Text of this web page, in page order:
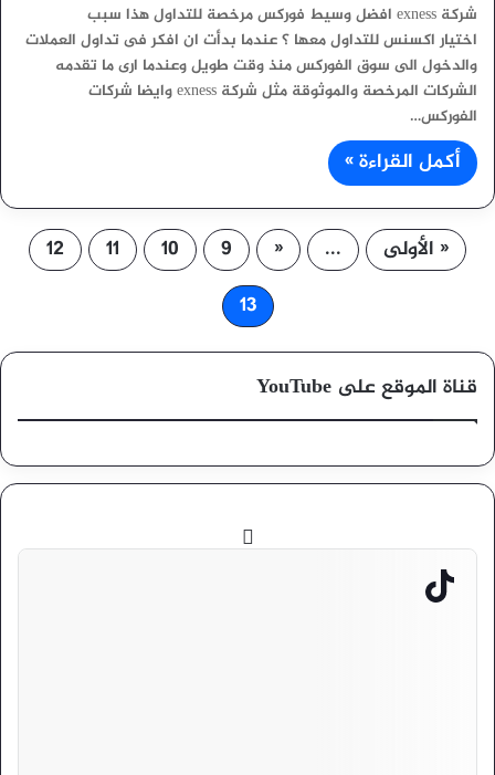
شركة exness افضل وسيط فوركس مرخصة للتداول هذا سبب
اختيار اكسنس للتداول معها ؟ عندما بدأت ان افكر فى تداول العملات
والدخول الى سوق الفوركس منذ وقت طويل وعندما ارى ما تقدمه
الشركات المرخصة والموثوقة مثل شركة exness وايضا شركات
الفوركس…
أكمل القراءة »
« الأولى ...
«
9
10
11
12
13
قناة الموقع على YouTube